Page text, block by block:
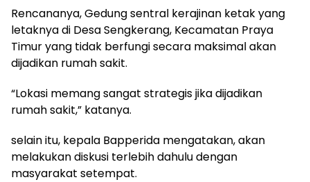
Rencananya, Gedung sentral kerajinan ketak yang
letaknya di Desa Sengkerang, Kecamatan Praya
Timur yang tidak berfungi secara maksimal akan
dijadikan rumah sakit.
“Lokasi memang sangat strategis jika dijadikan
rumah sakit,” katanya.
selain itu, kepala Bapperida mengatakan, akan
melakukan diskusi terlebih dahulu dengan
masyarakat setempat.